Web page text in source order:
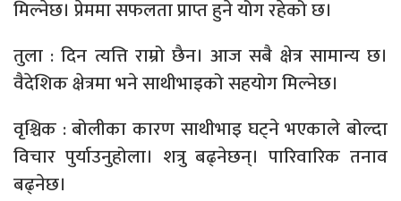
मिल्नेछ। प्रेममा सफलता प्राप्त हुने योग रहेको छ।
तुला : दिन त्यत्ति राम्रो छैन। आज सबै क्षेत्र सामान्य छ।
वैदेशिक क्षेत्रमा भने साथीभाइको सहयोग मिल्नेछ।
वृश्चिक : बोलीका कारण साथीभाइ घट्ने भएकाले बोल्दा
विचार पुर्याउनुहोला। शत्रु बढ्नेछन्। पारिवारिक तनाव
बढ्नेछ।